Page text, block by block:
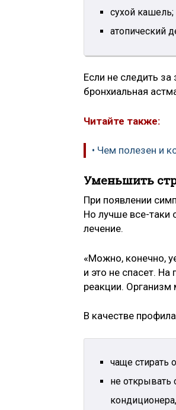
сухой кашель;
атопический
Если не следить
бронхиальная
Читайте также:
• Чем полезен и
Уменьшить
При появлении
Но лучше все-таки
лечение.
«Можно, конечно,
и это не спасет.
реакции. Организм
В качестве
чаще стирать
не открывать
кондиционера,